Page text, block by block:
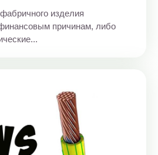
изделия
причинам, либо